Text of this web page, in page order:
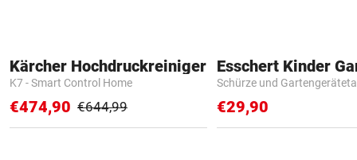
Kärcher Hochdruckreiniger
K7 - Smart Control Home
€474,90 €644,99
Schürze und
€29,90